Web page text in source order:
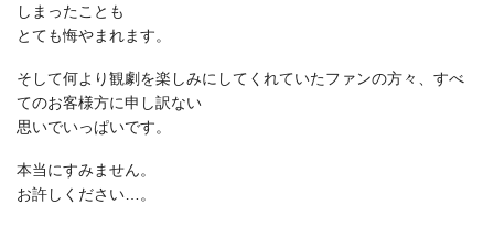
しまったことも
とても悔やまれます。
そして何より観劇を楽しみにしてくれていたファンの方々、すべ
てのお客様方に申し訳ない
思いでいっぱいです。
本当にすみません。
お許しください…。